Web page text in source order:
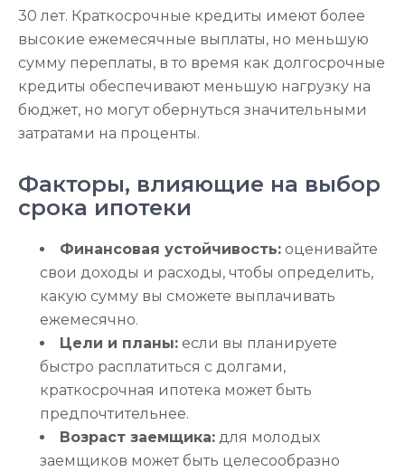
30 лет. Краткосрочные кредиты имеют более
высокие ежемесячные выплаты, но меньшую
сумму переплаты, в то время как долгосрочные
кредиты обеспечивают меньшую нагрузку на
бюджет, но могут обернуться значительными
затратами на проценты.
Факторы, влияющие на выбор
срока ипотеки
Финансовая устойчивость: оценивайте
свои доходы и расходы, чтобы определить,
какую сумму вы сможете выплачивать
ежемесячно.
Цели и планы: если вы планируете
быстро расплатиться с долгами,
краткосрочная ипотека может быть
предпочтительнее.
Возраст заемщика: для молодых
заемщиков может быть целесообразно